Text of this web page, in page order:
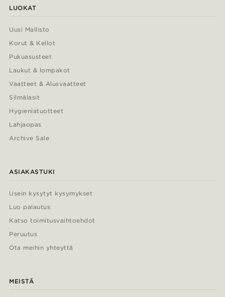
LUOKAT
Uusi Mallisto
Korut & Kellot
Pukuasusteet
Laukut & lompakot
Vaatteet & Alusvaatteet
Silmälasit
Hygieniatuotteet
Lahjaopas
Archive Sale
ASIAKASTUKI
Usein kysytyt kysymykset
Luo palautus
Katso toimitusvaihtoehdot
Peruutus
Ota meihin yhteyttä
MEISTÄ